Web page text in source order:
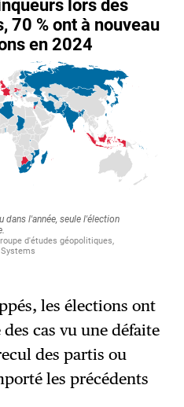
les élections ont
cas vu une défaite
des partis ou
les précédents